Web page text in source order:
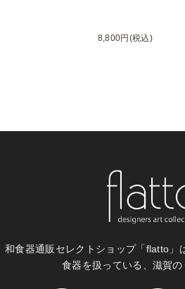
8,800円(税込)
和食器通販セレクトショップ「flatto」
食器を扱っている、滋賀の